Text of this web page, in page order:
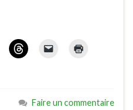
Faire un commentaire